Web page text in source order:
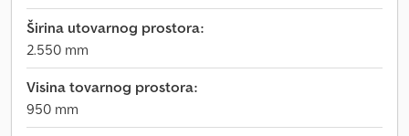
Širina utovarnog prostora:
2.550 mm
Visina tovarnog prostora:
950 mm